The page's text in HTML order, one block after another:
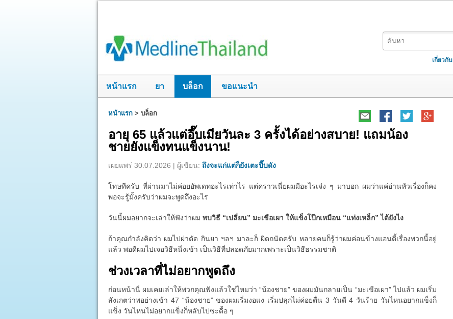
เกี่ยวกับ
หน้าแรก ยา บล็อก ขอแนะนำ
หน้าแรก > บล็อก
อายุ 65 แล้วแต่อึ๊บเมียวันละ 3 ครั้งได้อย่างสบาย! แถมน้อง
ชายยังแข็งทนแข็งนาน!
เผยแพร่ 30.07.2026 | ผู้เขียน: ถึงจะแก่แต่ก็ยังเตะปี๊บดัง
โทษทีครับ ที่ผ่านมาไม่ค่อยอัพเดทอะไรเท่าไร แต่คราวเนี่ยผมมีอะไรเจ๋ง ๆ มาบอก ผมว่าแค่อ่านหัวเรื่องก็คง
พอจะรู้มั้งครับว่าผมจะพูดถึงอะไร
วันนี้ผมอยากจะเล่าให้ฟังว่าผม พบวิธี “เปลี่ยน” มะเขือเผา ให้แข็งโป๊กเหมือน “แท่งเหล็ก” ได้ยังไง
ถ้าคุณกำลังคิดว่า ผมไปผ่าตัด กินยา ฯลฯ มาละก็ ผิดถนัดครับ หลายคนก็รู้ว่าผมค่อนข้างแอนตี้เรื่องพวกนี้อยู่
แล้ว พอดีผมไปเจอวิธีหนึ่งเข้า เป็นวิธีที่ปลอดภัยมากเพราะเป็นวิธีธรรมชาติ
ช่วงเวลาที่ไม่อยากพูดถึง
ก่อนหน้านี่ ผมเคยเล่าให้พวกคุณฟังแล้วใช่ไหมว่า “น้องชาย” ของผมมันกลายเป็น “มะเขือเผา” ไปแล้ว ผมเริ่ม
สังเกตว่าพอย่างเข้า 47 “น้องชาย” ของผมเริ่มงอแง เริ่มปลุกไม่ค่อยตื่น 3 วันดี 4 วันร้าย วันไหนอยากแข็งก็
แข็ง วันไหนไม่อยากแข็งก็หลับไปซะดื้อ ๆ